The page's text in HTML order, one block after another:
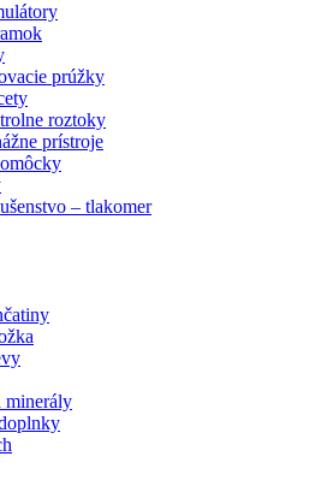
prúžky
roztoky
prístroje
– tlakomer
minerály